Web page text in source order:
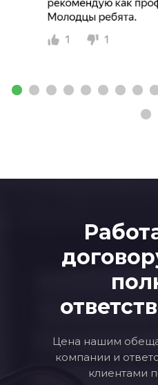
Цена нашим
компании и
клиентами